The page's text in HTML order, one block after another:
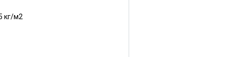
кг/м2